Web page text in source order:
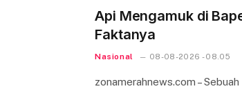
Api Mengamuk di
Faktanya
Nasional 08-08-2026 - 08.05
zonamerahnews.com –